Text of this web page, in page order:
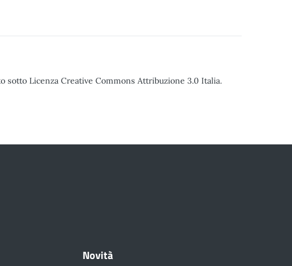
sotto Licenza Creative Commons Attribuzione 3.0 Italia.
Novità